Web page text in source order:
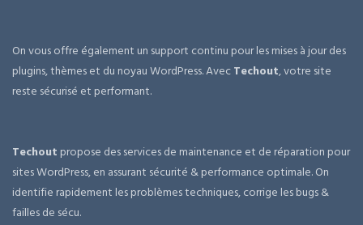
On vous offre également un support continu pour les mises à jour des
plugins, thèmes et du noyau WordPress. AvecTechout, votre site
reste sécurisé et performant.
Techout propose des services de maintenance et de réparation pour
sites WordPress, en assurant sécurité & performance optimale. On
identifie rapidement les problèmes techniques, corrige les bugs &
failles de sécu.